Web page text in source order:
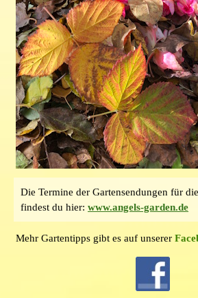
Die Termine der Gartensendungen für
findest du hier: www.angels-garden.de
Mehr Gartentipps gibt es auf unserer